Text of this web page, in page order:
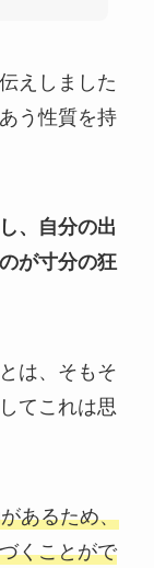
えしました
う性質を持
、自分の出
が寸分の狂
は、そもそ
てこれは思
あるため、
くことがで